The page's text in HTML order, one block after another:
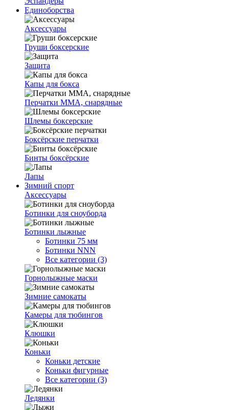
Единоборства
Аксессуары
Груши боксерские
Защита
Капы для бокса
Перчатки ММА, снарядные
Шлемы боксерские
Боксёрские перчатки
Бинты боксёрские
Лапы
Зимний спорт
Аксессуары
Ботинки для сноуборда
Ботинки лыжные
Ботинки 75 мм
Ботинки NNN
Все категории (3)
Горнолыжные маски
Зимние самокаты
Камеры для тюбингов
Клюшки
Коньки
Коньки детские
Коньки фигурные
Все категории (3)
Ледянки